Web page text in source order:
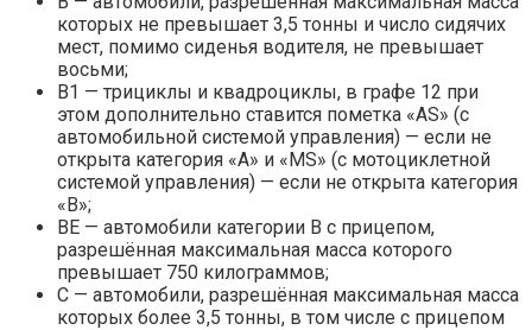
которых не превышает 3,5 тонны и число сидячих
мест, помимо сиденья водителя, не превышает
восьми;
В1 — трициклы и квадроциклы, в графе 12 при
этом дополнительно ставится пометка «AS» (с
автомобильной системой управления) — если не
открыта категория «А» и «MS» (с мотоциклетной
системой управления) — если не открыта категория
«В»;
ВЕ — автомобили категории B с прицепом,
разрешённая максимальная масса которого
превышает 750 килограммов;
С — автомобили, разрешённая максимальная масса
которых более 3,5 тонны, в том числе с прицепом